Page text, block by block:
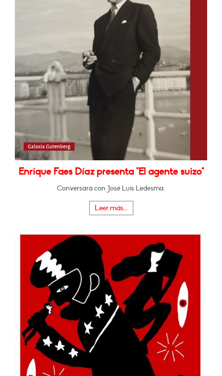
Enrique Faes Díaz presenta "El agente suizo"
Conversará con José Luis Ledesma.
Leer más...